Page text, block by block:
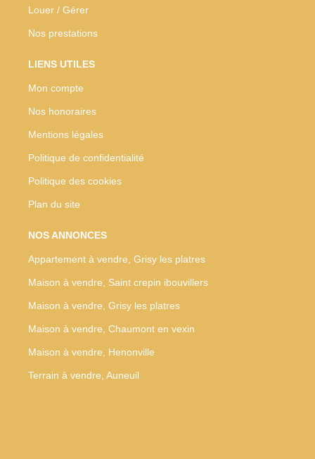
Louer / Gérer
Nos prestations
LIENS UTILES
Mon compte
Nos honoraires
Mentions légales
Politique de confidentialité
Politique des cookies
Plan du site
NOS ANNONCES
Appartement à vendre, Grisy les platres
Maison à vendre, Saint crepin ibouvillers
Maison à vendre, Grisy les platres
Maison à vendre, Chaumont en vexin
Maison à vendre, Henonville
Terrain à vendre, Auneuil